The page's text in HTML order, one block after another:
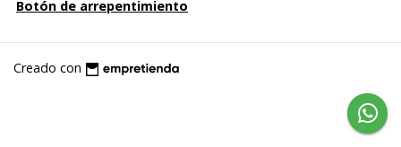
Botón de arrepentimiento
Creado con